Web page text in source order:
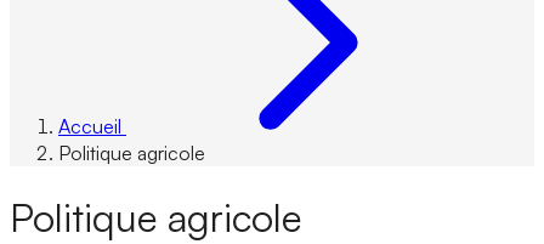
Accueil
Politique agricole
Politique agricole